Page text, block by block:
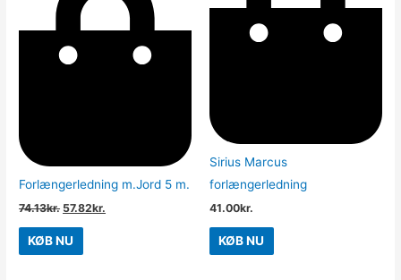
Forlængerledning m.Jord 5 m.
74.13kr. 57.82kr.
KØB NU
Sirius Marcus
forlængerledning
41.00kr.
KØB NU